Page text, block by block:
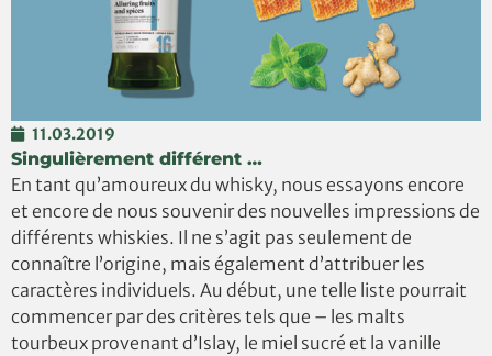
11.03.2019
Singulièrement différent …
En tant qu’amoureux du whisky, nous essayons encore
et encore de nous souvenir des nouvelles impressions de
différents whiskies. Il ne s’agit pas seulement de
connaître l’origine, mais également d’attribuer les
caractères individuels. Au début, une telle liste pourrait
commencer par des critères tels que – les malts
tourbeux provenant d’Islay, le miel sucré et la vanille